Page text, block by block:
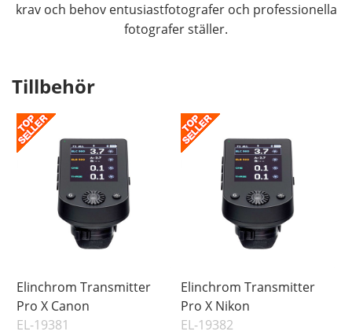
krav och behov entusiastfotografer och professionella
fotografer ställer.
Tillbehör
Elinchrom Transmitter
Pro X Canon
EL-19381
Elinchrom Transmitter
Pro X Nikon
EL-19382